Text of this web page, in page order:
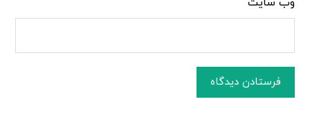
فرستادن دیدگاه